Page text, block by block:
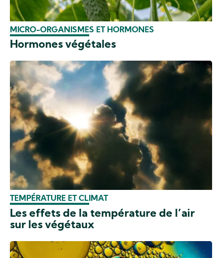
MICRO-ORGANISMES ET HORMONES
Hormones végétales
TEMPÉRATURE ET CLIMAT
Les effets de la température de l’air
sur les végétaux